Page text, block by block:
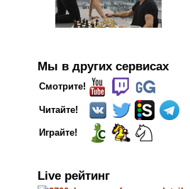
Мы в других сервисах
Смотрите!
Читайте!
Играйте!
Live рейтинг